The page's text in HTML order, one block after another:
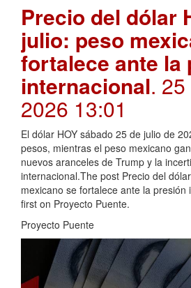
Precio del dólar
julio: peso
fortalece ante la
internacional.
2026 13:01
El dólar HOY sábado 25 de julio de
pesos, mientras el peso mexicano
nuevos aranceles de Trump y la
internacional.The post Precio del
mexicano se fortalece ante la presión
first on Proyecto Puente.
Proyecto Puente